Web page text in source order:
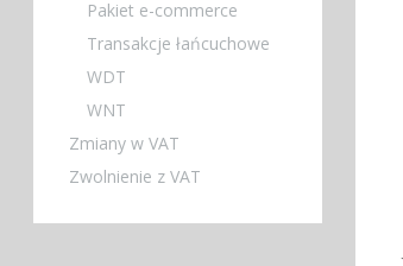
Pakiet e-commerce
Transakcje łańcuchowe
WDT
WNT
Zmiany w VAT
Zwolnienie z VAT